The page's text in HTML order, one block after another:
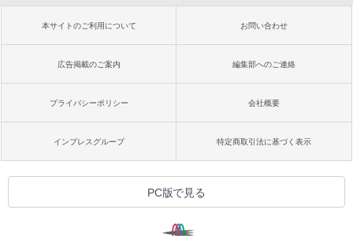
本サイトのご利用について お問い合わせ
広告掲載のご案内 編集部へのご連絡
プライバシーポリシー 会社概要
インプレスグループ 特定商取引法に基づく表示
PC版で見る